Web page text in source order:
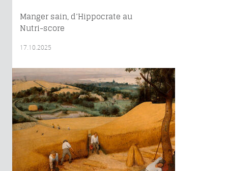
Manger sain, d’Hippocrate au
Nutri-score
17.10.2025